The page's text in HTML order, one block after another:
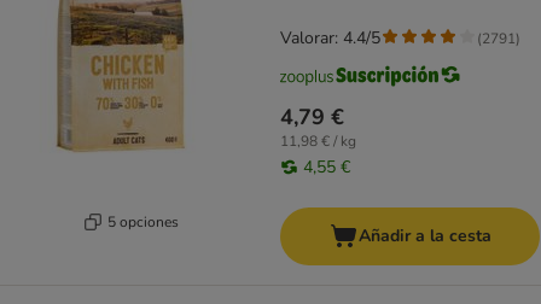
5 opciones
4,79 €
11,98 € / kg
4,55 €
Valorar: 4.4/5 (2791)
Añadir a la cesta